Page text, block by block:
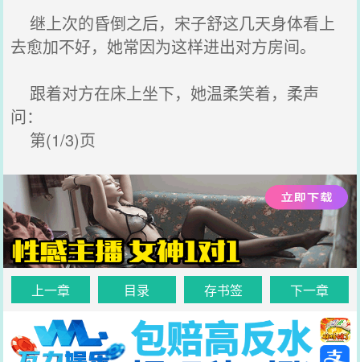
继上次的昏倒之后，宋子舒这几天身体看上
去愈加不好，她常因为这样进出对方房间。
跟着对方在床上坐下，她温柔笑着，柔声
问：
第(1/3)页
上一章 目录 存书签 下一章